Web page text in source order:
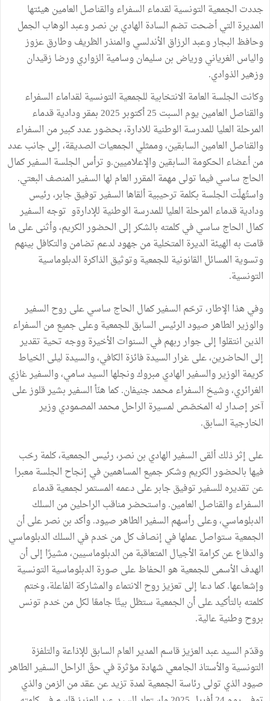
جددت الجمعية التونسية لقدماء السفراء والقناصل العامين هيئتها
المديرة التي أضحت تضم السادة الهادي بن نصر وعبد الوهاب الجمل
وحافظ البجار وعبد الرزاق الأندلسي والمنذر الظريف وطارق عزوز
والياس الغرياني ورياض بن سليمان وسامية الزواري ورضا زقيدان
وزهير الذوادي.
وكانت الجلسة العامة الانتخابية للجمعية التونسية لقداماء السفراء
والقناصل العامين يوم السبت 25 أكتوبر 2025 بمقر ودادية قدماء
المرحلة العليا للمدرسة الوطنية للادارة، بحضور عدد كبير من السفراء
والقناصل العامين السابقين، وممثلي الجمعيات الصديقة، إلى جانب عدد
من أعضاء الحكومة السابقين والإعلاميين.و ترأس الجلسة السفير كمال
الحاج ساسي فيما تولى مهمة المقرر العام لها السفير المنصف البعتي.
واستُهلّت الجلسة بكلمة ترحيبية ألقاها السفير توفيق جابر، رئيس
ودادية قدماء المرحلة العليا للمدرسة الوطنية للإدارةو توجه السفير
كمال الحاج ساسي في كلمته بالشكر إلى الحضور الكريم، وأثنى على ما
قامت به الهيئة الديرة المتخلية من جهود لدعم تضامن والتكافل بينهم
وتسوية المسائل القانونية للجمعية وتوثيق الذاكرة الدبلوماسية
التونسية.
وفي هذا الإطار، ترحّم السفير كمال الحاج ساسي على روح السفير
والوزير الطاهر صيود الرئيس السابق للجمعية وعلى جميع من السفراء
الذين انتقلوا إلى جوار ربهم في السنوات الأخيرة ووجه تحية تقدير
إلى الحاضرين، على غرار السيدة فائزة الكافي، والسيدة ليلى الخياط
كريمة الوزير والسفير الهادي مبروك ونجلها السيد سامي، والسفير غازي
الغرائري، وشيخ السفراء محمد جنيفان. كما هنّأ السفير بشير قلوز على
آخر إصدار له المخصّص لمسيرة الراحل محمد المصمودي وزير
الخارجية السابق.
على إثر ذلك ألقى السفير الهادي بن نصر، رئيس الجمعية، كلمة رحّب
فيها بالحضور الكريم وشكر جميع المساهمين في إنجاح الجلسة معبرا
عن تقديره للسفير توفيق جابر على دعمه المستمر لجمعية قدماء
السفراء والقناصل العامين. واستحضر مناقب الراحلين من السلك
الدبلوماسي، وعلى رأسهم السفير الطاهر صيود. وأكد بن نصر على أن
الجمعية ستواصل عملها في إنصاف كل من خدم في السلك الدبلوماسي
والدفاع عن كرامة الأجيال المتعاقبة من الدبلوماسيين، مشيرًا إلى أن
الهدف الأسمى للجمعية هو الحفاظ على صورة الدبلوماسية التونسية
وإشعاعها. كما دعا إلى تعزيز روح الانتماء والمشاركة الفاعلة، وختم
كلمته بالتأكيد على أن الجمعية ستظل بيتًا جامعًا لكل من خدم تونس
بروح وطنية عالية.
وقدّم السيد عبد العزيز قاسم المدير العام السابق للإذاعة والتلفزة
التونسية والأستاذ الجامعي شهادة مؤثرة في حقّ الراحل السفير الطاهر
صيود الذي تولى رئاسة الجمعية لمدة تزيد عن عقد من الزمن والذي